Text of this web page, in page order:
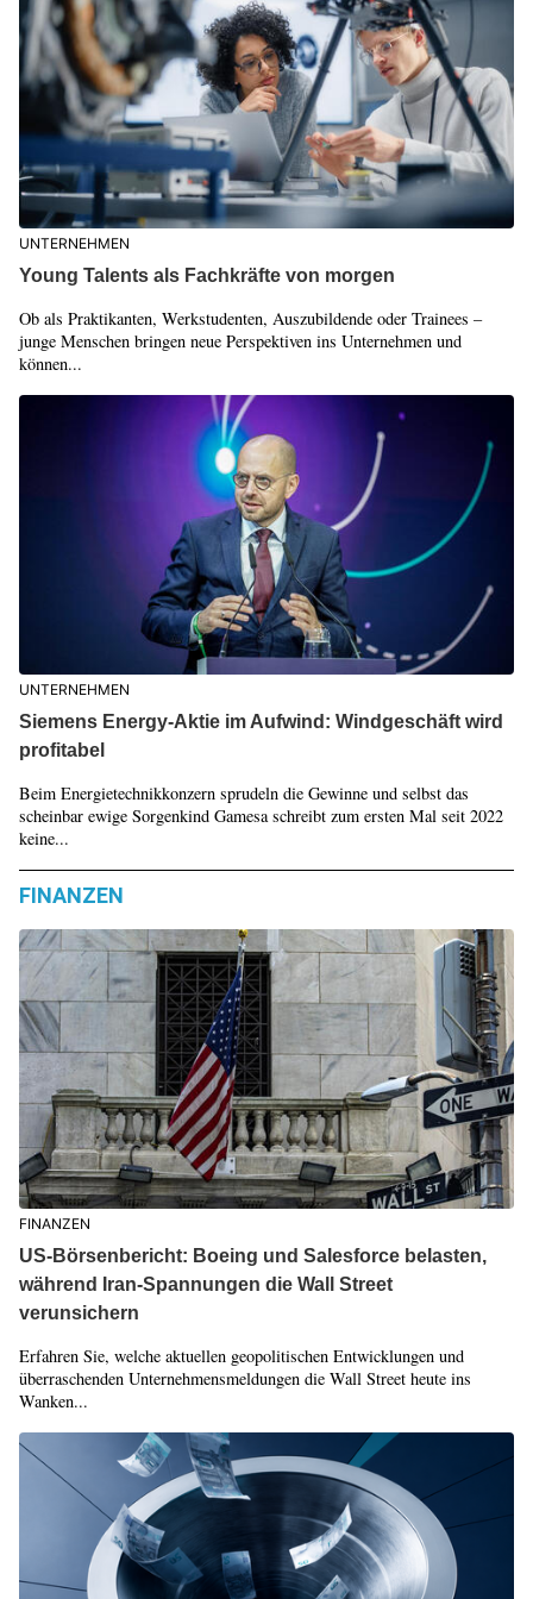
UNTERNEHMEN
Young Talents als Fachkräfte von morgen
Ob als Praktikanten, Werkstudenten, Auszubildende oder Trainees –
junge Menschen bringen neue Perspektiven ins Unternehmen und
können...
UNTERNEHMEN
Siemens Energy-Aktie im Aufwind: Windgeschäft wird
profitabel
Beim Energietechnikkonzern sprudeln die Gewinne und selbst das
scheinbar ewige Sorgenkind Gamesa schreibt zum ersten Mal seit 2022
keine...
FINANZEN
FINANZEN
US-Börsenbericht: Boeing und Salesforce belasten,
während Iran-Spannungen die Wall Street
verunsichern
Erfahren Sie, welche aktuellen geopolitischen Entwicklungen und
überraschenden Unternehmensmeldungen die Wall Street heute ins
Wanken...